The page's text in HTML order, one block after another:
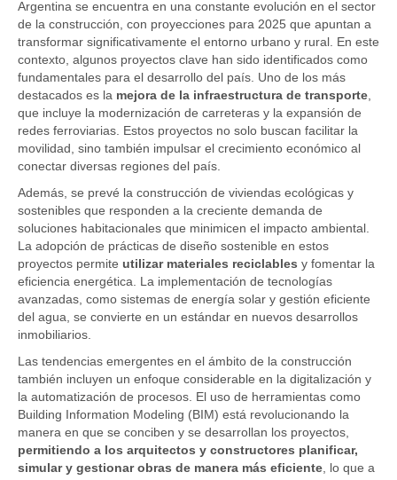
Argentina se encuentra en una constante evolución en el sector
de la construcción, con proyecciones para 2025 que apuntan a
transformar significativamente el entorno urbano y rural. En este
contexto, algunos proyectos clave han sido identificados como
fundamentales para el desarrollo del país. Uno de los más
destacados es la mejora de la infraestructura de transporte
que incluye la modernización de carreteras y la expansión de
redes ferroviarias. Estos proyectos no solo buscan facilitar la
movilidad, sino también impulsar el crecimiento económico al
conectar diversas regiones del país.
Además, se prevé la construcción de viviendas ecológicas y
sostenibles que responden a la creciente demanda de
soluciones habitacionales que minimicen el impacto ambiental.
La adopción de prácticas de diseño sostenible en estos
proyectos permite utilizar materiales reciclables y fomentar la
eficiencia energética. La implementación de tecnologías
avanzadas, como sistemas de energía solar y gestión eficiente
del agua, se convierte en un estándar en nuevos desarrollos
inmobiliarios.
Las tendencias emergentes en el ámbito de la construcción
también incluyen un enfoque considerable en la digitalización y
la automatización de procesos. El uso de herramientas como
Building Information Modeling (BIM) está revolucionando la
manera en que se conciben y se desarrollan los proyectos,
permitiendo a los arquitectos y constructores planificar,
simular y gestionar obras de manera más eficiente , lo que a